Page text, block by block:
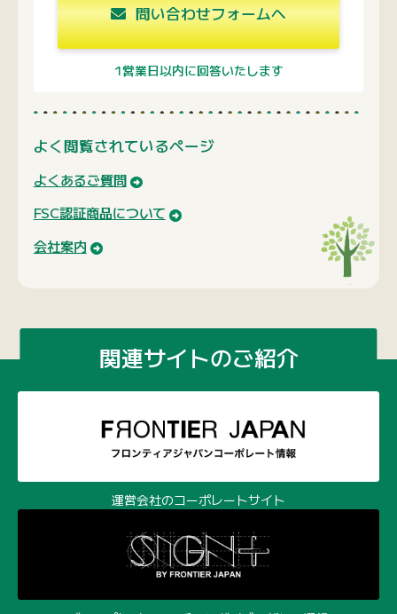
会社案内
ディスプレイ、マーチャンダイズの新しい選択
100個から作れる木製オリジナルグッズ